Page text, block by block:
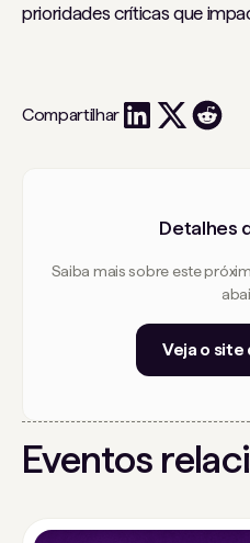
prioridades críticas que
Compartilhar
Detalhes
Saiba mais sobre este
Veja o
Eventos